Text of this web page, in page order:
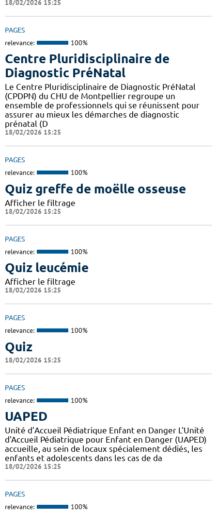
18/02/2026 15:25
PAGES
relevance: 100%
Centre Pluridisciplinaire de
Diagnostic PréNatal
Le Centre Pluridisciplinaire de Diagnostic PréNatal
(CPDPN) du CHU de Montpellier regroupe un
ensemble de professionnels qui se réunissent pour
assurer au mieux les démarches de diagnostic
prénatal (D
18/02/2026 15:25
PAGES
relevance: 100%
Quiz greffe de moëlle osseuse
Afficher le filtrage
18/02/2026 15:25
PAGES
relevance: 100%
Quiz leucémie
Afficher le filtrage
18/02/2026 15:25
PAGES
relevance: 100%
Quiz
18/02/2026 15:25
PAGES
relevance: 100%
UAPED
Unité d’Accueil Pédiatrique Enfant en Danger L'Unité
d'Accueil Pédiatrique pour Enfant en Danger (UAPED)
accueille, au sein de locaux spécialement dédiés, les
enfants et adolescents dans les cas de da
18/02/2026 15:25
PAGES
relevance: 100%